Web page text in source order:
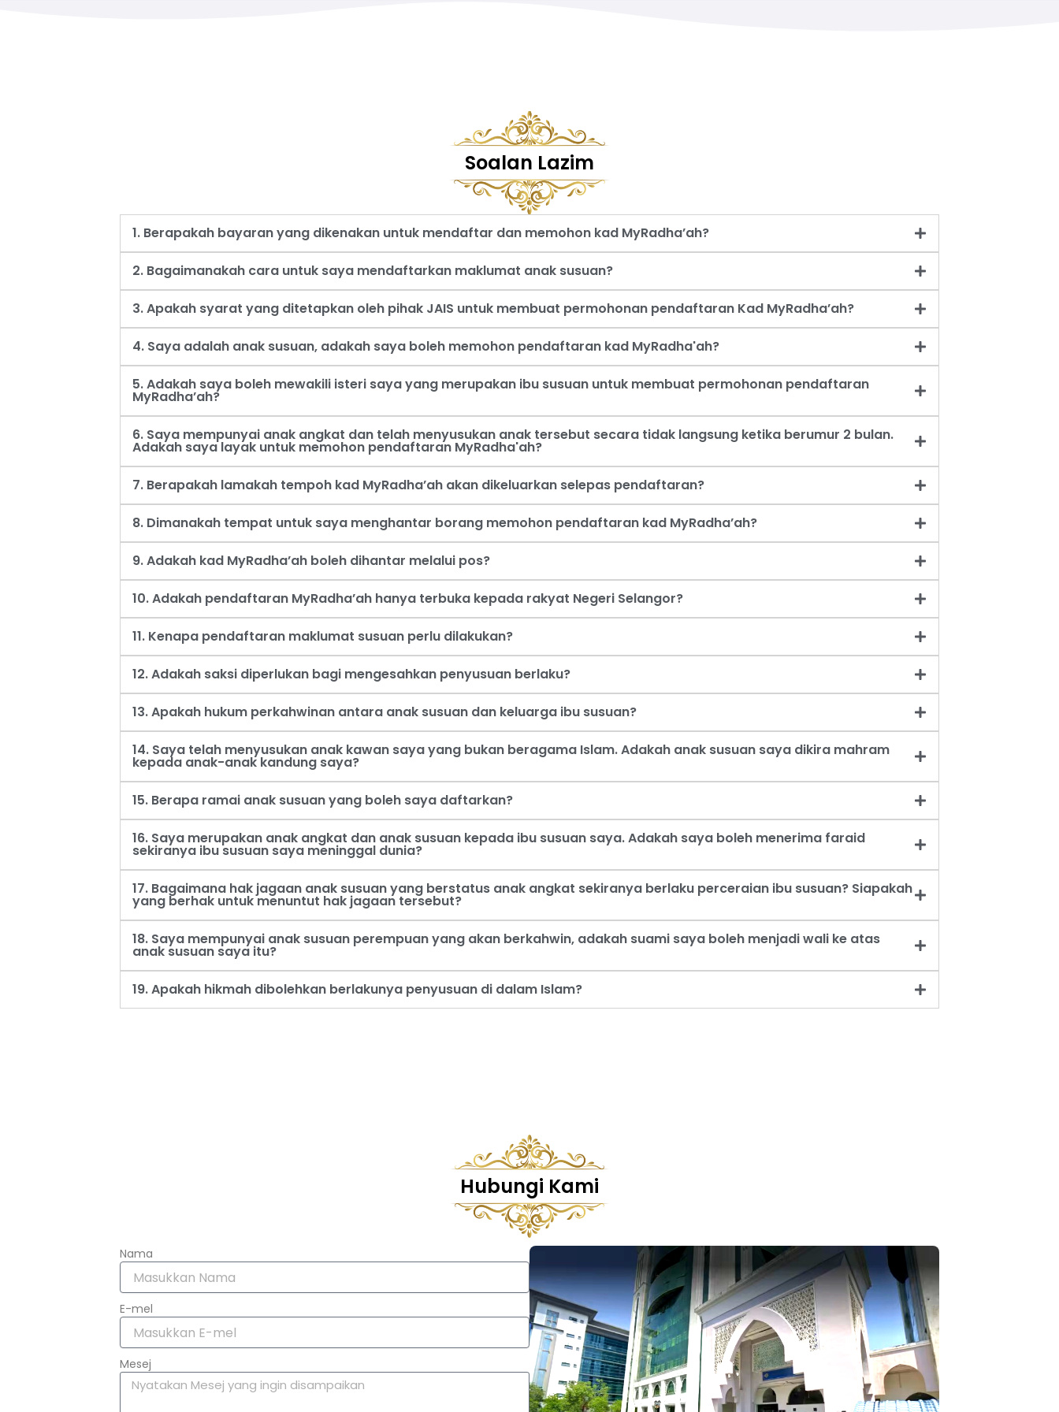
Soalan Lazim
1. Berapakah bayaran yang dikenakan untuk mendaftar dan memohon kad MyRadha’ah?
2. Bagaimanakah cara untuk saya mendaftarkan maklumat anak susuan?
3. Apakah syarat yang ditetapkan oleh pihak JAIS untuk membuat permohonan pendaftaran Kad MyRadha’ah?
4. Saya adalah anak susuan, adakah saya boleh memohon pendaftaran kad MyRadha'ah?
5. Adakah saya boleh mewakili isteri saya yang merupakan ibu susuan untuk membuat permohonan pendaftaran
MyRadha’ah?
6. Saya mempunyai anak angkat dan telah menyusukan anak tersebut secara tidak langsung ketika berumur 2 bulan.
Adakah saya layak untuk memohon pendaftaran MyRadha'ah?
7. Berapakah lamakah tempoh kad MyRadha’ah akan dikeluarkan selepas pendaftaran?
8. Dimanakah tempat untuk saya menghantar borang memohon pendaftaran kad MyRadha’ah?
9. Adakah kad MyRadha’ah boleh dihantar melalui pos?
10. Adakah pendaftaran MyRadha’ah hanya terbuka kepada rakyat Negeri Selangor?
11. Kenapa pendaftaran maklumat susuan perlu dilakukan?
12. Adakah saksi diperlukan bagi mengesahkan penyusuan berlaku?
13. Apakah hukum perkahwinan antara anak susuan dan keluarga ibu susuan?
14. Saya telah menyusukan anak kawan saya yang bukan beragama Islam. Adakah anak susuan saya dikira mahram
kepada anak-anak kandung saya?
15. Berapa ramai anak susuan yang boleh saya daftarkan?
16. Saya merupakan anak angkat dan anak susuan kepada ibu susuan saya. Adakah saya boleh menerima faraid
sekiranya ibu susuan saya meninggal dunia?
17. Bagaimana hak jagaan anak susuan yang berstatus anak angkat sekiranya berlaku perceraian ibu susuan? Siapakah
yang berhak untuk menuntut hak jagaan tersebut?
18. Saya mempunyai anak susuan perempuan yang akan berkahwin, adakah suami saya boleh menjadi wali ke atas
anak susuan saya itu?
19. Apakah hikmah dibolehkan berlakunya penyusuan di dalam Islam?
Hubungi Kami
Nama
E-mel
Mesej